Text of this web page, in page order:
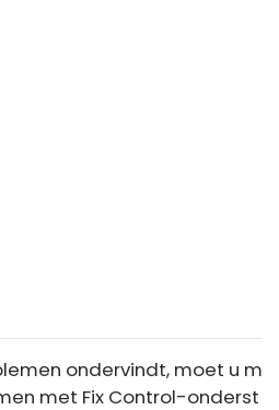
ondervindt, moet u m
met Fix Control-onderst